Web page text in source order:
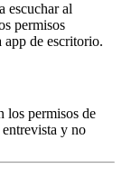
escuchar al
permisos
app de escritorio.
los permisos de
y no